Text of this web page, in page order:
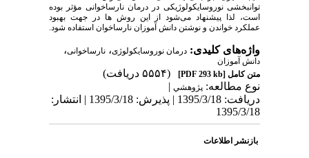
توانبخشی نوروسایکولوژیکی در درمان نارساخوانی مؤثر بوده
است، لذا پیشنهاد می‌شود از این روش ها در جهت بهبود
عملکرد خواندن و نوشتن دانش آموزان نارساخوان استفاده شود.
واژه‌های کلیدی: درمان نوروسایکولوژی، نارساخوانی،
دانش آموزان
متن کامل[PDF 293 kb]
(۵۵۵۴ دریافت)
نوع مطالعه: پژوهشي|
دریافت: 1395/3/18 | پذیرش: 1395/3/18 | انتشار:
1395/3/18
بازنشر اطلاعات